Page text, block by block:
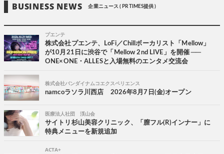
BUSINESS NEWS 企業ニュース ( PR TIMES提供 )
プエンテ
株式会社プエンテ、LoFi／Chillボーカリスト「Mellow」
が10月21日に渋谷で「Mellow 2nd LIVE」を開催 ──
ONE×ONE・ALLESと入場無料のエンタメ交流会
株式会社バンダイナムコエクスペリエンス
namcoラソラ川西店 2026年8月7日(金)オープン
医療法人社団 渓山会
サイトリ杉山美容クリニック、「膣フル(R)インナー」に
特典メニューを新規追加
ACTA+